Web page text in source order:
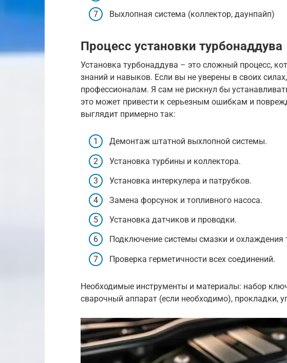
Выхлопная система (коллектор, даунпайп)
Процесс установки турбонаддува
Установка турбонаддува – это сложный процесс,
знаний и навыков. Если вы не уверены в своих
профессионалам. Я сам не рискнул бы
это может привести к серьезным ошибкам и
выглядит примерно так:
Демонтаж штатной выхлопной системы.
Установка турбины и коллектора.
Установка интеркулера и патрубков.
Замена форсунок и топливного насоса.
Установка датчиков и проводки.
Подключение системы смазки и охлаждения
Проверка герметичности всех соединений.
Необходимые инструменты и материалы: набор
сварочный аппарат (если необходимо), прокладки,